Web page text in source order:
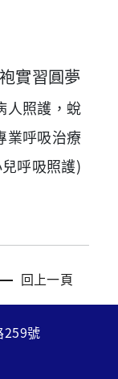
實習圓夢
人照護，蛻
業呼吸治療
呼吸照護)
回上一頁
號